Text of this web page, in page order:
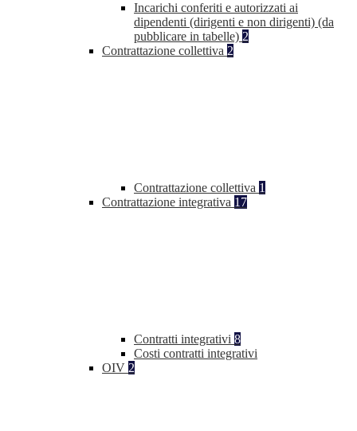
Incarichi conferiti e autorizzati ai
dipendenti (dirigenti e non dirigenti) (da
pubblicare in tabelle) 2
Contrattazione collettiva 2
Contrattazione collettiva 1
Contrattazione integrativa 17
Contratti integrativi 8
Costi contratti integrativi
OIV 2